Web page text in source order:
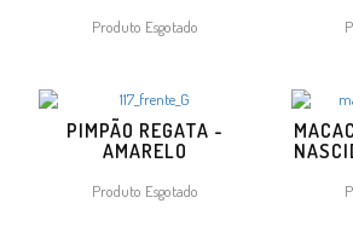
Produto Esgotado
PIMPÃO REGATA -
AMARELO
Produto Esgotado